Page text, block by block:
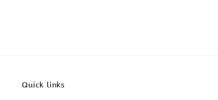
Quick links